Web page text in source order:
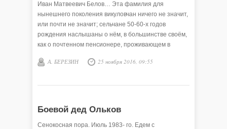
Иван Матвеевич Белов… Эта фамилия для
нынешнего поколения викуловчан ничего не значит,
или почти не значит; сельчане 50-60-х годов
рождения наслышаны о нём, в большинстве своём,
как о почтенном пенсионере, проживающем в
первых послевоенных пятилеток (к сожалению,
высоких гражданских и общественных позиций,
семьянина.
А. БЕРЕЗИН 25 ноября 2016, 09:55
Боевой дед Ольков
Сенокосная пора. Июль 1983- го. Едем с